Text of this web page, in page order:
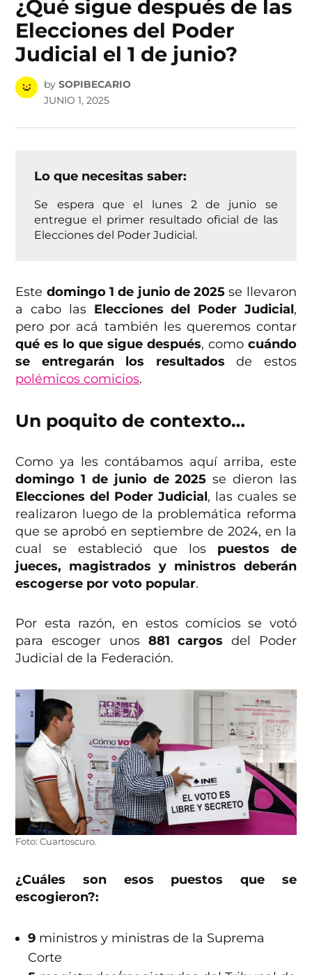
¿Qué sigue después de las
Elecciones del Poder
Judicial el 1 de junio?
by SOPIBECARIO
JUNIO 1, 2025
Lo que necesitas saber:
Se espera que el lunes 2 de junio se
entregue el primer resultado oficial de las
Elecciones del Poder Judicial.
Este domingo 1 de junio de 2025 se llevaron
a cabo las Elecciones del Poder Judicial,
pero por acá también les queremos contar
qué es lo que sigue después, como cuándo
se entregarán los resultados de estos
polémicos comicios.
Un poquito de contexto…
Como ya les contábamos aquí arriba, este
domingo 1 de junio de 2025 se dieron las
Elecciones del Poder Judicial, las cuales se
realizaron luego de la problemática reforma
que se aprobó en septiembre de 2024, en la
cual se estableció que los puestos de
jueces, magistrados y ministros deberán
escogerse por voto popular.
Por esta razón, en estos comicios se votó
para escoger unos 881 cargos del Poder
Judicial de la Federación.
Foto: Cuartoscuro.
¿Cuáles son esos puestos que se
escogieron?:
9 ministros y ministras de la Suprema
Corte